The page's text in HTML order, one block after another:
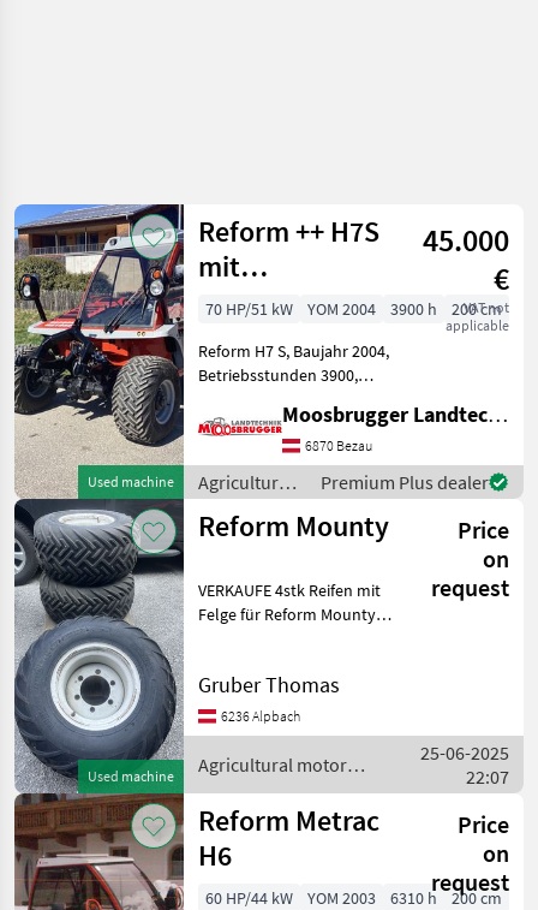
Used machine
Reform ++ H7S
mit
Vollausstattung
++
45.000
€
VAT not
applicable
70 HP/51 kW YOM 2004 3900 h
200 cm
Reform H7 S, Baujahr 2004,
Betriebsstunden 3900,
Bereifung 33 x 15, 50-15
Vorgeführt mit
Gewährleistung. Tec
Moosbrugger Landtechnik GmbH
6870 Bezau
Agricultural
motor
vehicles /
Premium Plus dealer
Used machine
Reform Mounty
Price
on
request
VERKAUFE 4stk Reifen mit
Felge für Reform Mounty
mowers
Gruber Thomas
6236 Alpbach
Agricultural motor
vehicles / Reform
25-06-2025
22:07
Reform Metrac
H6
Price
on
request
60 HP/44 kW YOM 2003 6310 h
200 cm